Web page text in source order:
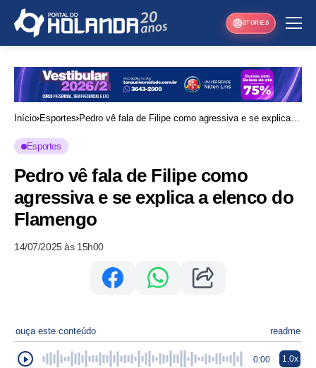
STORIES
Início Esportes Pedro vê fala de Filipe como agressiva e se explica a
Esportes
Pedro vê fala de Filipe como
agressiva e se explica a elenco do
Flamengo
14/07/2025 às 15h00
ouça este conteúdo readme
0:00 1.0x